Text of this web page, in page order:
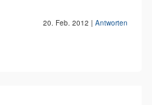
20. Feb. 2012 | Antworten